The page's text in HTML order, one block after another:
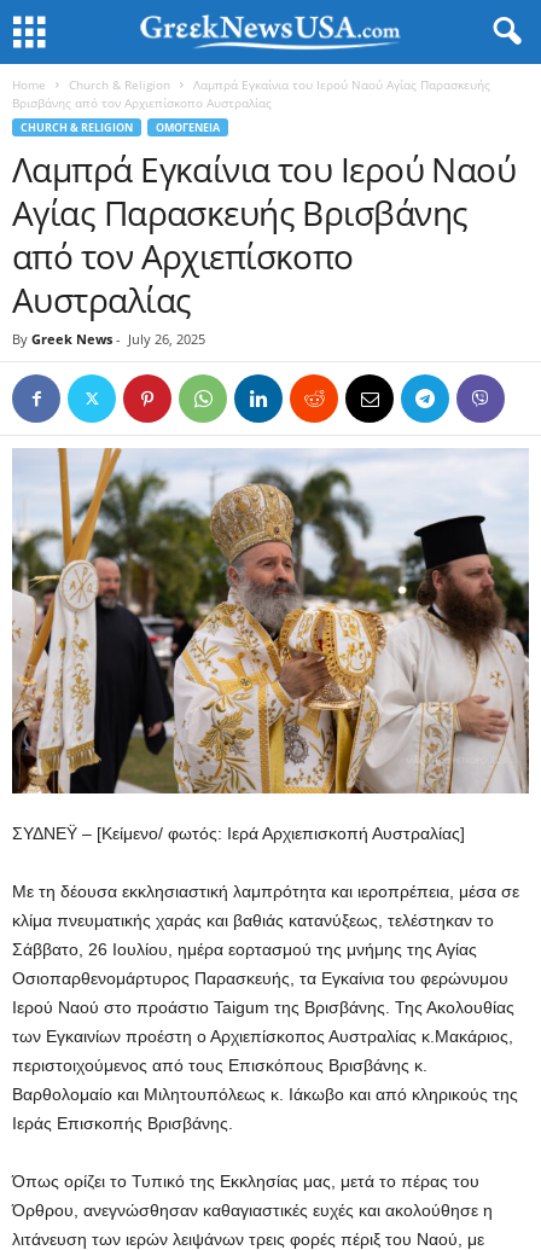
Home Church & Religion
Λαμπρά Εγκαίνια του Ιερού Ναού Αγίας Παρασκευής
Βρισβάνης από τον Αρχιεπίσκοπο Αυστραλίας
CHURCH & RELIGION ΟΜΟΓΕΝΕΙΑ
Λαμπρά Εγκαίνια του Ιερού Ναού
Αγίας Παρασκευής Βρισβάνης
από τον Αρχιεπίσκοπο
Αυστραλίας
By Greek News - July 26, 2025
ΣΥΔΝΕΫ – [Κείμενο/ φωτός: Ιερά Αρχιεπισκοπή Αυστραλίας]
Με τη δέουσα εκκλησιαστική λαμπρότητα και ιεροπρέπεια, μέσα σε
κλίμα πνευματικής χαράς και βαθιάς κατανύξεως, τελέστηκαν το
Σάββατο, 26 Ιουλίου, ημέρα εορτασμού της μνήμης της Αγίας
Οσιοπαρθενομάρτυρος Παρασκευής, τα Εγκαίνια του φερώνυμου
Ιερού Ναού στο προάστιο Taigum της Βρισβάνης. Της Ακολουθίας
των Εγκαινίων προέστη ο Αρχιεπίσκοπος Αυστραλίας κ.Μακάριος,
περιστοιχούμενος από τους Επισκόπους Βρισβάνης κ.
Βαρθολομαίο και Μιλητουπόλεως κ. Ιάκωβο και από κληρικούς της
Ιεράς Επισκοπής Βρισβάνης.
Όπως ορίζει το Τυπικό της Εκκλησίας μας, μετά το πέρας του
Όρθρου, ανεγνώσθησαν καθαγιαστικές ευχές και ακολούθησε η
λιτάνευση των ιερών λειψάνων τρεις φορές πέριξ του Ναού, με